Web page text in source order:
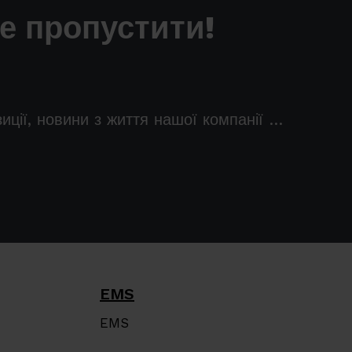
пропустити!
новини з життя нашої компанії …
EMS
EMS